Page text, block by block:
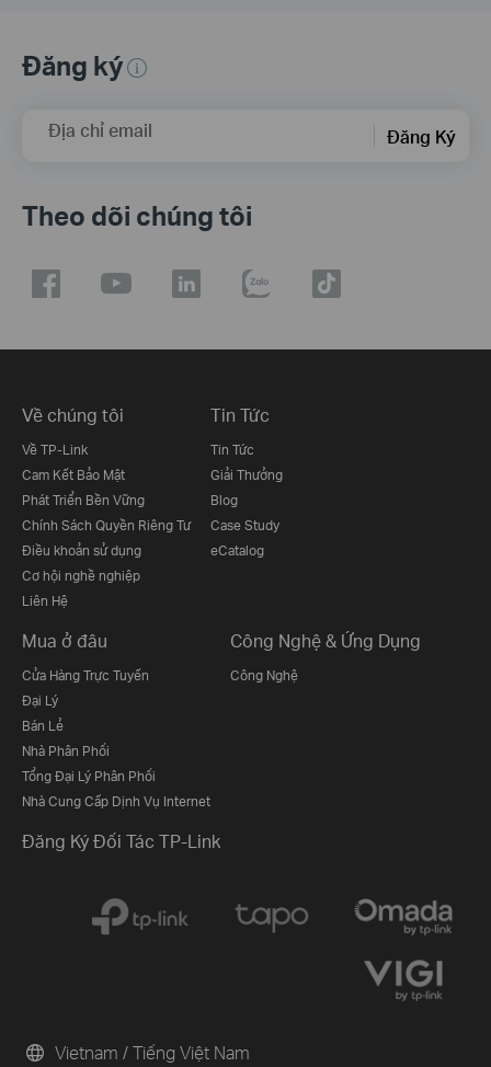
Đăng ký
Địa chỉ email Đăng Ký
Theo dõi chúng tôi
Về chúng tôi
Về TP-Link
Cam Kết Bảo Mật
Phát Triển Bền Vững
Chính Sách Quyền Riêng Tư
Điều khoản sử dụng
Cơ hội nghề nghiệp
Liên Hệ
Tin Tức
Tin Tức
Giải Thưởng
Blog
Case Study
eCatalog
Mua ở đâu
Cửa Hàng Trực Tuyến
Đại Lý
Bán Lẻ
Nhà Phân Phối
Tổng Đại Lý Phân Phối
Nhà Cung Cấp Dịnh Vụ Internet
Công Nghệ & Ứng Dụng
Công Nghệ
Đăng Ký Đối Tác TP-Link
Vietnam / Tiếng Việt Nam